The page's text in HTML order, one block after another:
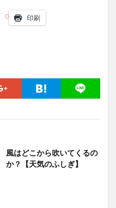
印刷
風はどこから吹いてくるの
か？【天気のふしぎ】